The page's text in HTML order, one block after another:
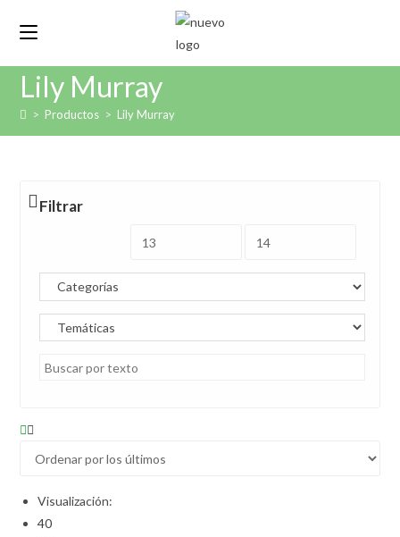
Lily Murray
> Productos > Lily Murray
Filtrar
Visualización:
40